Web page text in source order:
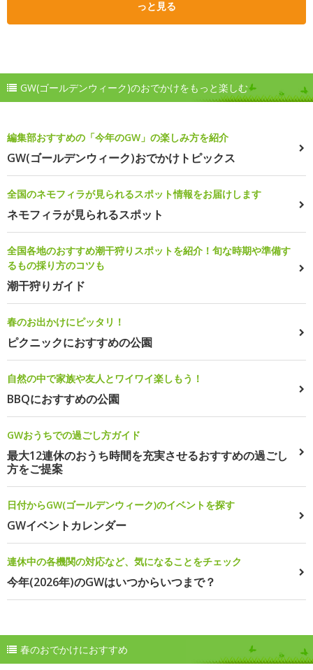
っと見る
GW(ゴールデンウィーク)のおでかけをもっと楽しむ
編集部おすすめの「今年のGW」の楽しみ方を紹介
GW(ゴールデンウィーク)おでかけトピックス
全国のネモフィラが見られるスポット情報をお届けします
ネモフィラが見られるスポット
全国各地のおすすめ潮干狩りスポットを紹介！旬な時期や準備す
るもの採り方のコツも
潮干狩りガイド
春のお出かけにピッタリ！
ピクニックにおすすめの公園
自然の中で家族や友人とワイワイ楽しもう！
BBQにおすすめの公園
GWおうちでの過ごし方ガイド
最大12連休のおうち時間を充実させるおすすめの過ごし
方をご提案
日付からGW(ゴールデンウィーク)のイベントを探す
GWイベントカレンダー
連休中の各機関の対応など、気になることをチェック
今年(2026年)のGWはいつからいつまで？
春のおでかけにおすすめ